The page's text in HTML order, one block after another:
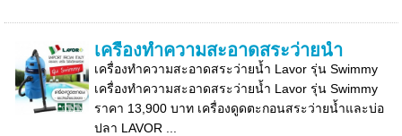
เครื่องทำความสะอาดสระว่ายน้ำ
เครื่องทำความสะอาดสระว่ายน้ำ Lavor รุ่น Swimmy
เครื่องทำความสะอาดสระว่ายน้ำ Lavor รุ่น Swimmy
ราคา 13,900 บาท เครื่องดูดตะกอนสระว่ายน้ำและบ่อ
ปลา LAVOR ...